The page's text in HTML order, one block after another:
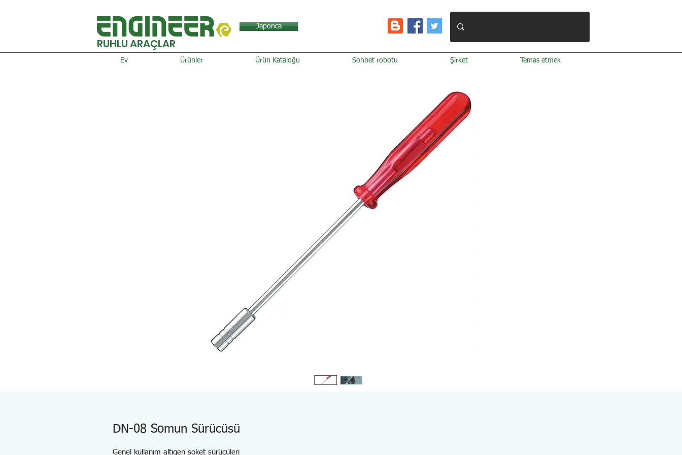
Japonca
RUHLU ARAÇLAR
Ev Ürünler Ürün Kataloğu Sohbet robotu Şirket Temas etmek
DN-08 Somun Sürücüsü
Genel kullanım altıgen soket sürücüleri